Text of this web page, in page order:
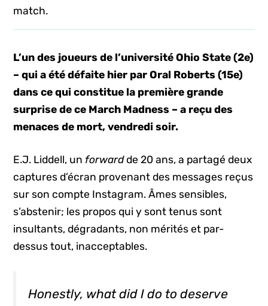
match.
L’un des joueurs de l’université Ohio State (2e)
– qui a été défaite hier par Oral Roberts (15e)
dans ce qui constitue la première grande
surprise de ce March Madness – a reçu des
menaces de mort, vendredi soir.
E.J. Liddell, un forwardde 20 ans, a partagé deux
captures d’écran provenant des messages reçus
sur son compte Instagram. Âmes sensibles,
s’abstenir; les propos qui y sont tenus sont
insultants, dégradants, non mérités et par-
dessus tout, inacceptables.
Honestly, what did I do to deserve